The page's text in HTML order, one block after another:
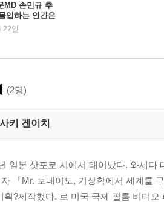
MD 손민규 추
입하는 인간은
운가
22일
(2명)
키 겐이치
일본 삿포로 시에서 태어났다. 와세
「Mr. 토네이도, 기상학에서 세계를
획?제작했다. 로 미국 국제 필름 비디오